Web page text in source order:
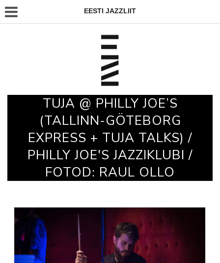
EESTI JAZZLIIT
TUJA @ PHILLY JOE’S
(TALLINN-GÖTEBORG
EXPRESS + TUJA TALKS) /
PHILLY JOE'S JAZZIKLUBI /
FOTOD: RAUL OLLO